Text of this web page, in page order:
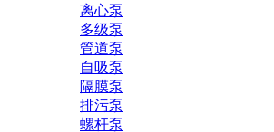
离心泵
多级泵
管道泵
自吸泵
隔膜泵
排污泵
螺杆泵